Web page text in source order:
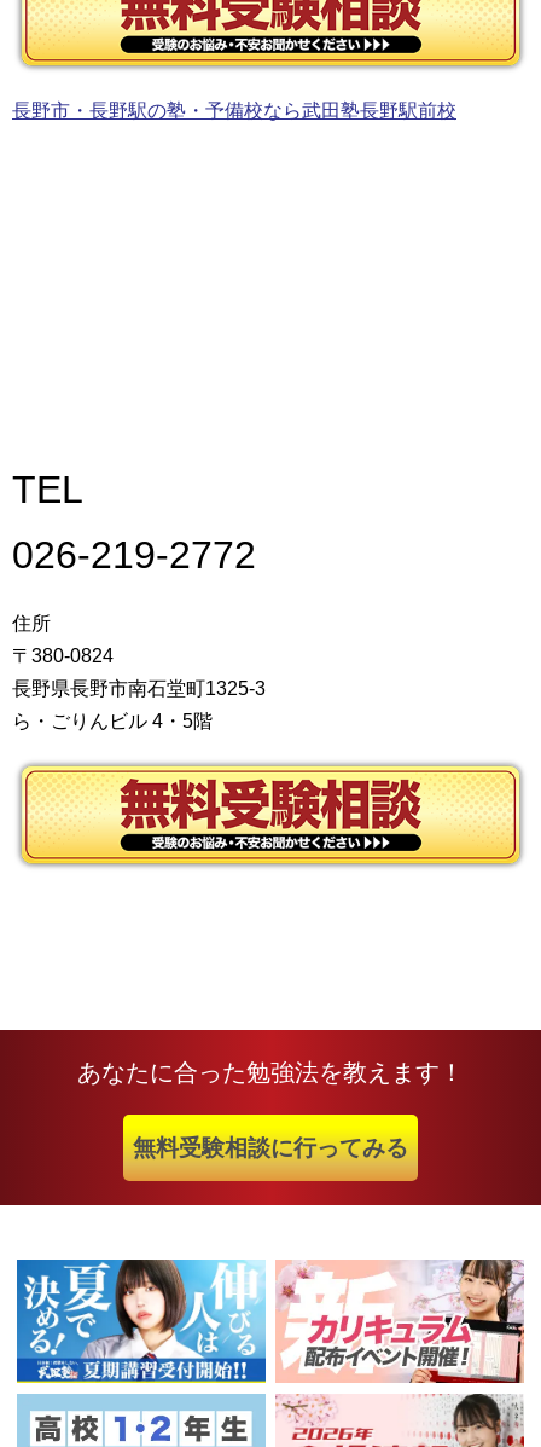
長野市・長野駅の塾・予備校なら武田塾長野駅前校
TEL
026-219-2772
住所
〒380-0824
長野県長野市南石堂町1325-3
ら・ごりんビル 4・5階
あなたに合った勉強法を教えます！
無料受験相談に行ってみる